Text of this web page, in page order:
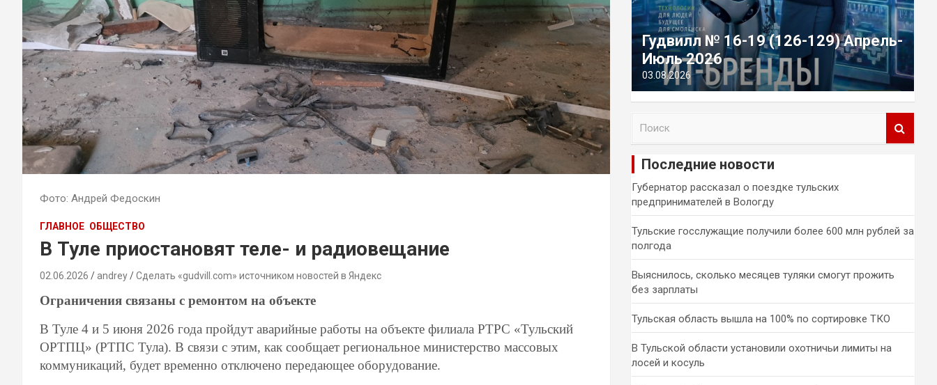
Фото: Андрей Федоскин
ГЛАВНОЕ ОБЩЕСТВО
В Туле приостановят теле- и радиовещание
02.06.2026 andrey Сделать «gudvill.com» источником новостей в Яндекс
Ограничения связаны с ремонтом на объекте
В Туле 4 и 5 июня 2026 года пройдут аварийные работы на объекте филиала РТРС «Тульский
ОРТПЦ» (РТПС Тула). В связи с этим, как сообщает региональное министерство массовых
коммуникаций, будет временно отключено передающее оборудование.
Гудвилл № 16-19 (126-129) Апрель-
Июль 2026
03.08.2026
и
Последние новости
Губернатор рассказал о поездке тульских
предпринимателей в Вологду
Тульские госслужащие получили более 600 млн рублей за
полгода
Выяснилось, сколько месяцев туляки смогут прожить
без зарплаты
Тульская область вышла на 100% по сортировке ТКО
В Тульской области установили охотничьи лимиты на
лосей и косуль